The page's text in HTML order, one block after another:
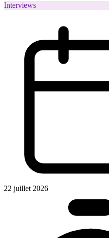
Interviews
22 juillet 2026